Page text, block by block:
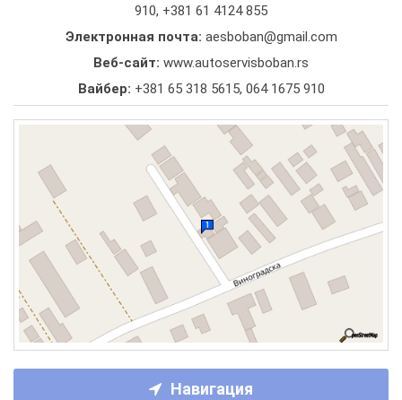
910, +381 61 4124 855
Электронная почта: aesboban@gmail.com
Веб-сайт: www.autoservisboban.rs
Вайбер: +381 65 318 5615, 064 1675 910
Навигация